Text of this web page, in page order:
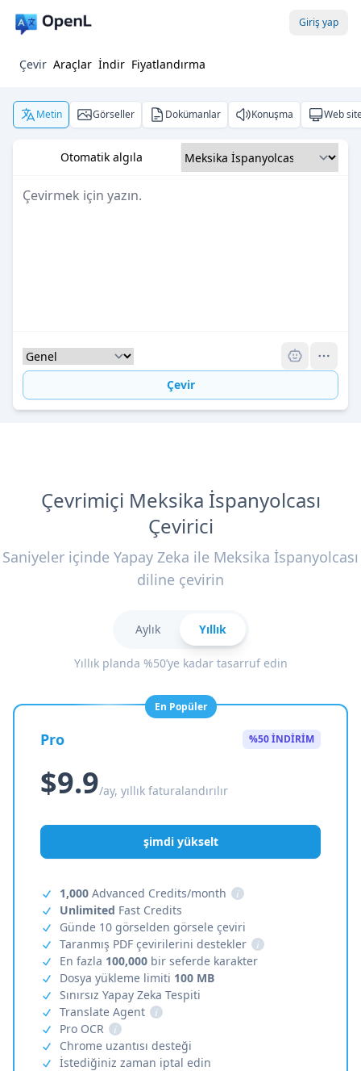
Giriş yap
Çevir Araçlar İndir Fiyatlandırma
Metin Görseller Dokümanlar Konuşma Web
Otomatik algıla
Çevir
Çevrimiçi Meksika İspanyolcası
Çevirici
Saniyeler içinde Yapay Zeka ile Meksika İspanyolcası
diline çevirin
Aylık Yıllık
Yıllık planda %50’ye kadar tasarruf edin
En Popüler
Pro %50 İNDİRİM
$9.9/ay, yıllık faturalandırılır
şimdi yükselt
1,000 Advanced Credits/month
i
Unlimited Fast Credits
Günde 10 görselden görsele çeviri
Taranmış PDF çevirilerini destekler
i
En fazla 100,000 bir seferde karakter
Dosya yükleme limiti 100 MB
Sınırsız Yapay Zeka Tespiti
Translate Agent
i
Pro OCR
i
Chrome uzantısı desteği
İstediğiniz zaman iptal edin